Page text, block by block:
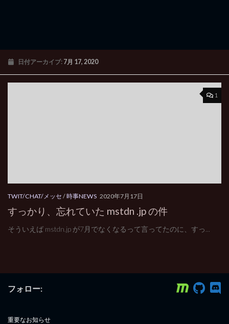
日付アーカイブ: 7月 17, 2020
1
TWIT/CHAT/メッセ /時事NEWS 2020年7月17日
すっかり、忘れていた mstdn .jp の件
そういえば mstdn.jp が7月でなくなるって言ってたのに、すっ...
フォロー:
重要なお知らせ